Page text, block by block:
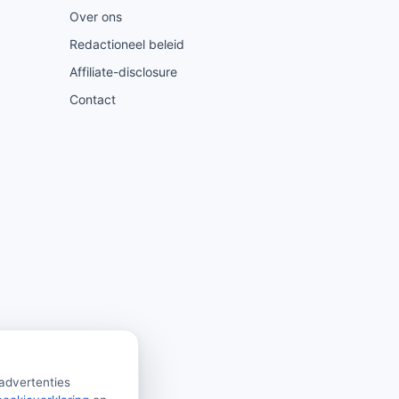
Over ons
Redactioneel beleid
Affiliate-disclosure
Contact